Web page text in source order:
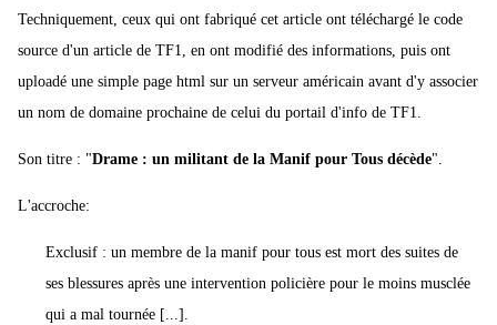
Techniquement, ceux qui ont fabriqué cet article ont téléchargé le code
source d'un article de TF1, en ont modifié des informations, puis ont
uploadé une simple page html sur un serveur américain avant d'y associer
un nom de domaine prochaine de celui du portail d'info de TF1.
Son titre : "Drame : un militant de la Manif pour Tous décède".
L'accroche:
Exclusif : un membre de la manif pour tous est mort des suites de
ses blessures après une intervention policière pour le moins musclée
qui a mal tournée [...].